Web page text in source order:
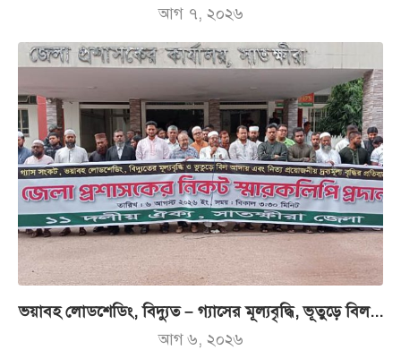
আগ ৭, ২০২৬
ভয়াবহ লোডশেডিং, বিদ্যুত – গ্যাসের মূল্যবৃদ্ধি, ভূতুড়ে বিল...
আগ ৬, ২০২৬